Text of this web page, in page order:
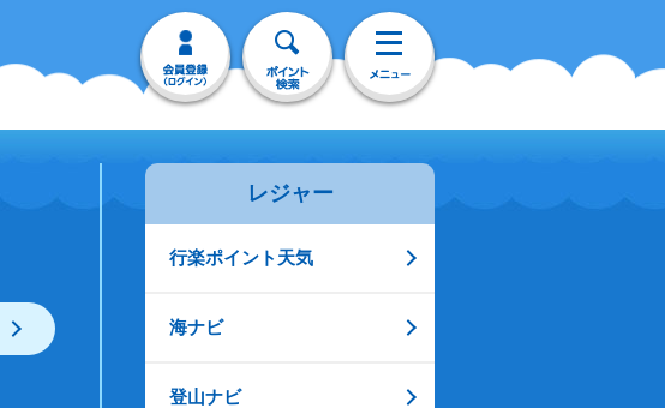
レジャー
行楽ポイント天気
海ナビ
登山ナビ